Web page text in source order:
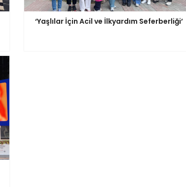
‘Yaşlılar İçin Acil ve İlkyardım Seferberliği’